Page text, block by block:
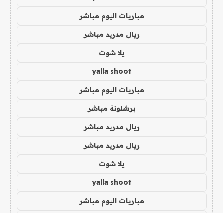
مباريات اليوم مباشر
ريال مدريد مباشر
يلا شوت
yalla shoot
مباريات اليوم مباشر
برشلونة مباشر
ريال مدريد مباشر
ريال مدريد مباشر
يلا شوت
yalla shoot
مباريات اليوم مباشر